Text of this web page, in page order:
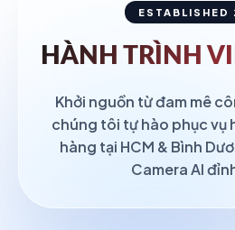
ESTABLISHED
HÀNH TRÌNH
Khởi nguồn từ đam mê
chúng tôi tự hào phục vụ
hàng tại HCM & Bình
Camera AI